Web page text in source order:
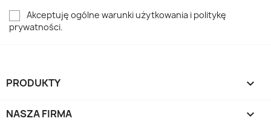
Akceptuję ogólne warunki użytkowania i politykę
prywatności.
PRODUKTY 
NASZA FIRMA 